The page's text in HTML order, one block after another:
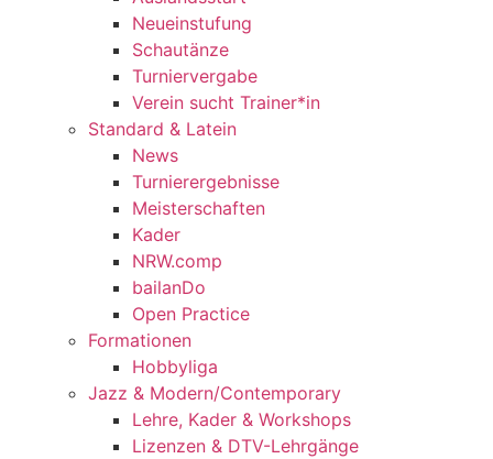
Neueinstufung
Schautänze
Turniervergabe
Verein sucht Trainer*in
Standard & Latein
News
Turnierergebnisse
Meisterschaften
Kader
NRW.comp
bailanDo
Open Practice
Formationen
Hobbyliga
Jazz & Modern/Contemporary
Lehre, Kader & Workshops
Lizenzen & DTV-Lehrgänge